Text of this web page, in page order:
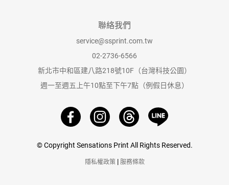
聯絡我們
service@ssprint.com.tw
02-2736-6566
新北市中和區建八路218號10F（台灣科技公園）
週一至週五上午10點至下午7點（例假日休息）
© Copyright Sensations Print All Rights Reserved.
隱私權政策| 服務條款